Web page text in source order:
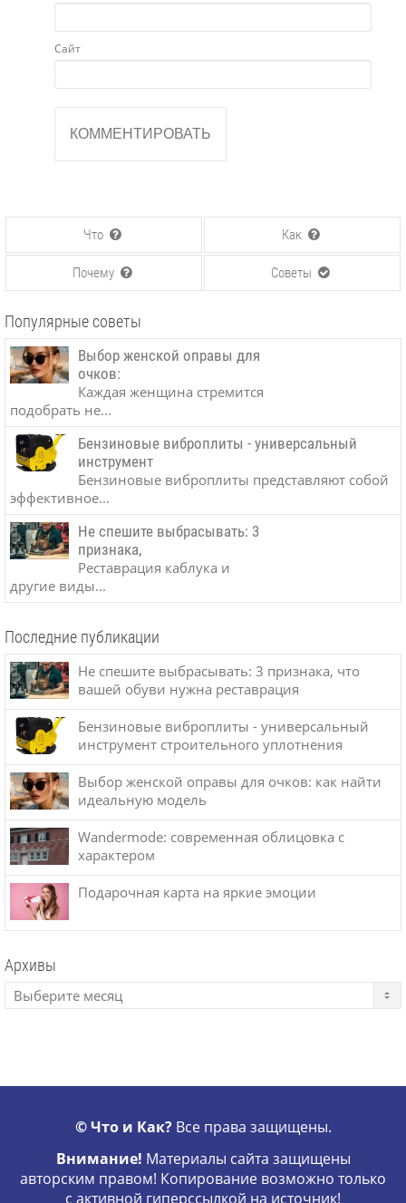
Сайт
Что Как
Почему Советы
Популярные советы
Выбор женской оправы для
очков:
Каждая женщина стремится
подобрать не...
Бензиновые виброплиты - универсальный
инструмент
Бензиновые виброплиты представляют собой
эффективное...
Не спешите выбрасывать: 3
признака,
Реставрация каблука и
другие виды...
Последние публикации
Не спешите выбрасывать: 3 признака, что
вашей обуви нужна реставрация
Бензиновые виброплиты - универсальный
инструмент строительного уплотнения
Выбор женской оправы для очков: как найти
идеальную модель
Wandermode: современная облицовка с
характером
Подарочная карта на яркие эмоции
Архивы
© Что и Как?Все права защищены.
Внимание! Материалы сайта защищены
авторским правом! Копирование возможно только
с активной гиперссылкой на источник!